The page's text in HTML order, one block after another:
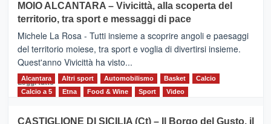
Torna
la
Supermaratona
dell’Etna
MOIO ALCANTARA – Vivicittà, alla scoperta del
territorio, tra sport e messaggi di pace
Michele La Rosa - Tutti insieme a scoprire angoli e paesaggi
del territorio moiese, tra sport e voglia di divertirsi insieme.
Quest'anno Vivicittà ha visto...
Leggi tutto Leggi
Alcantara Altri sport Automobilismo Basket
Calcio
Calcio a 5
Etna Food & Wine Sport Video
CASTIGLIONE DI SICILIA (Ct) – Il Borgo del Gusto, il